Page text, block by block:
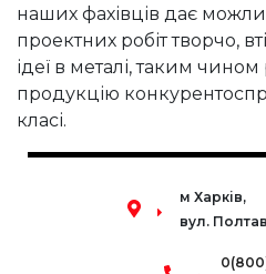
наших фахівців дає
проектних робіт творчо,
ідеї в металі, таким
продукцію
класі.
м Харків,
вyл.